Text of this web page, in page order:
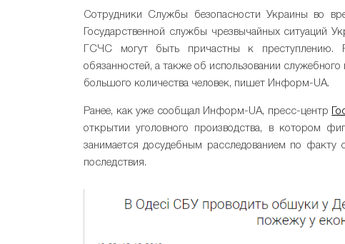
Сотрудники Службы безопасности Украины во
Государственной службы чрезвычайных ситуаций
ГСЧС могут быть причастны к преступлению.
обязанностей, а также об использовании
большого количества человек, пишет Информ-UA.
Ранее, как уже сообщал Информ-UA, пресс-центр
открытии уголовного производства, в котором
занимается досудебным расследованием по факту
последствия.